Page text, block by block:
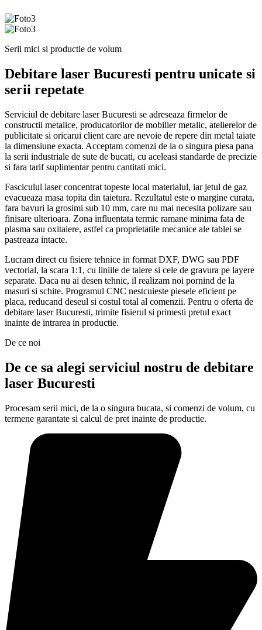
Serii mici si productie de volum
Debitare laser Bucuresti pentru unicate si
serii repetate
Serviciul de debitare laser Bucuresti se adreseaza firmelor de
constructii metalice, producatorilor de mobilier metalic, atelierelor de
publicitate si oricarui client care are nevoie de repere din metal taiate
la dimensiune exacta. Acceptam comenzi de la o singura piesa pana
la serii industriale de sute de bucati, cu aceleasi standarde de precizie
si fara tarif suplimentar pentru cantitati mici.
Fasciculul laser concentrat topeste local materialul, iar jetul de gaz
evacueaza masa topita din taietura. Rezultatul este o margine curata,
fara bavuri la grosimi sub 10 mm, care nu mai necesita polizare sau
finisare ulterioara. Zona influentata termic ramane minima fata de
plasma sau oxitaiere, astfel ca proprietatile mecanice ale tablei se
pastreaza intacte.
Lucram direct cu fisiere tehnice in format DXF, DWG sau PDF
vectorial, la scara 1:1, cu liniile de taiere si cele de gravura pe layere
separate. Daca nu ai desen tehnic, il realizam noi pornind de la
masuri si schite. Programul CNC nestcuieste piesele eficient pe
placa, reducand deseul si costul total al comenzii. Pentru o oferta de
debitare laser Bucuresti, trimite fisierul si primesti pretul exact
inainte de intrarea in productie.
De ce noi
De ce sa alegi serviciul nostru de debitare
laser Bucuresti
Procesam serii mici, de la o singura bucata, si comenzi de volum, cu
termene garantate si calcul de pret inainte de productie.